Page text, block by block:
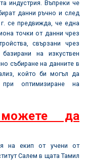
индустрия. Въпреки че
данни ръчно и след
се предвижда, че една
точки от данни чрез
свързани чрез
на изкуствен
събиране на данните в
който би могъл да
оптимизиране на
да
на екип от учени от
Салем в щата Тамил